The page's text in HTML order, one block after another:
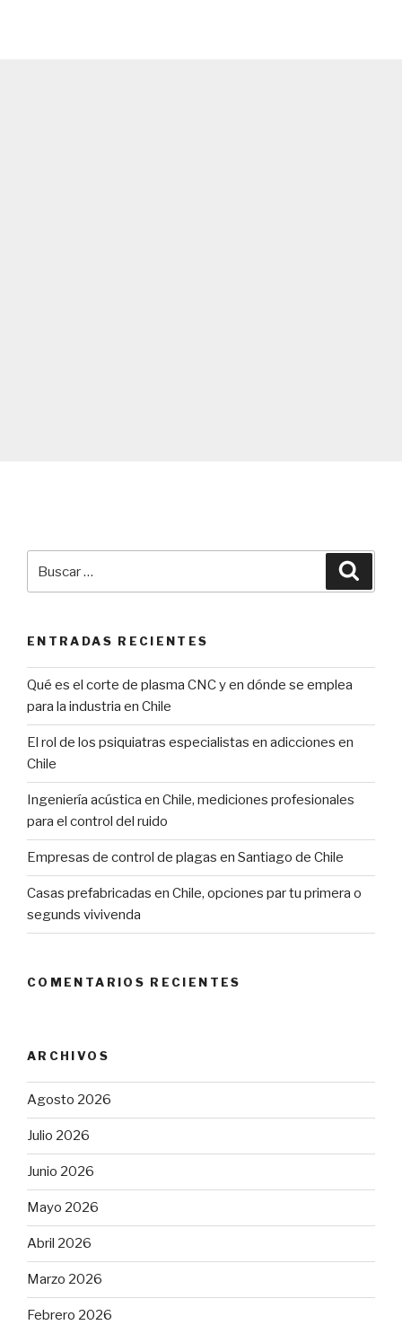
ENTRADAS RECIENTES
Qué es el corte de plasma CNC y en dónde se emplea
para la industria en Chile
El rol de los psiquiatras especialistas en adicciones en
Chile
Ingeniería acústica en Chile, mediciones profesionales
para el control del ruido
Empresas de control de plagas en Santiago de Chile
Casas prefabricadas en Chile, opciones par tu primera o
segunds vivivenda
COMENTARIOS RECIENTES
ARCHIVOS
Agosto 2026
Julio 2026
Junio 2026
Mayo 2026
Abril 2026
Marzo 2026
Febrero 2026